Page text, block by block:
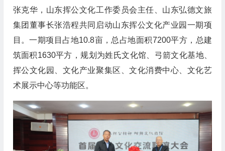
张克华，山东挥公文化工作委员会主任、山东弘德文旅
集团董事长张浩程共同启动山东挥公文化产业园一期项
目。一期项目占地10.8亩，总占地面积7200平方，总建
筑面积1630平方，规划为姓氏文化馆、弓箭文化基地、
挥公文化园、文化产业聚集区、文化消费中心、文化艺
术展示中心等功能区。